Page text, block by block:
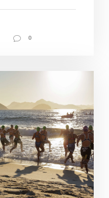
0